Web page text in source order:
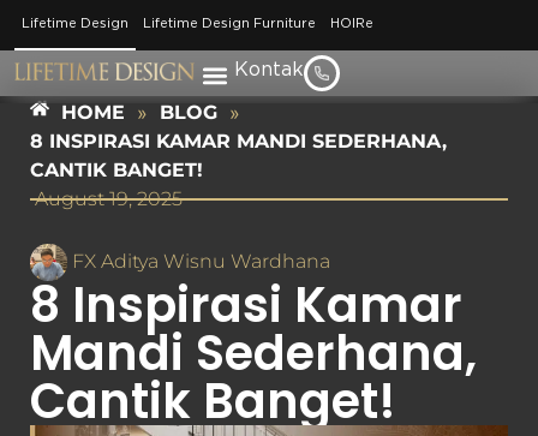
Lifetime Design Lifetime Design Furniture HOIRe
Kontak
HOME » BLOG »
8 INSPIRASI KAMAR MANDI SEDERHANA,
CANTIK BANGET!
August 19, 2025
FX Aditya Wisnu Wardhana
8 Inspirasi Kamar
Mandi Sederhana,
Cantik Banget!